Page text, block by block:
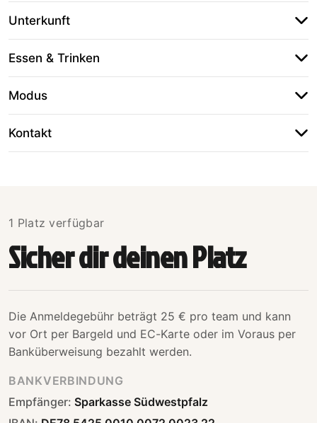
Unterkunft
Essen & Trinken
Modus
Kontakt
1 Platz verfügbar
Sicher dir deinen Platz
Die Anmeldegebühr beträgt 25 € pro team und kann
vor Ort per Bargeld und EC-Karte oder im Voraus per
Banküberweisung bezahlt werden.
BANKVERBINDUNG
Empfänger: Sparkasse Südwestpfalz